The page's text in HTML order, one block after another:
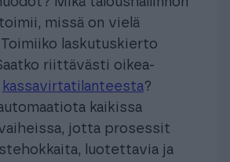
missä on vielä
laskutuskierto
riittävästi oikea-
kassavirtatilanteesta?
kaikissa
jotta prosessit
luotettavia ja